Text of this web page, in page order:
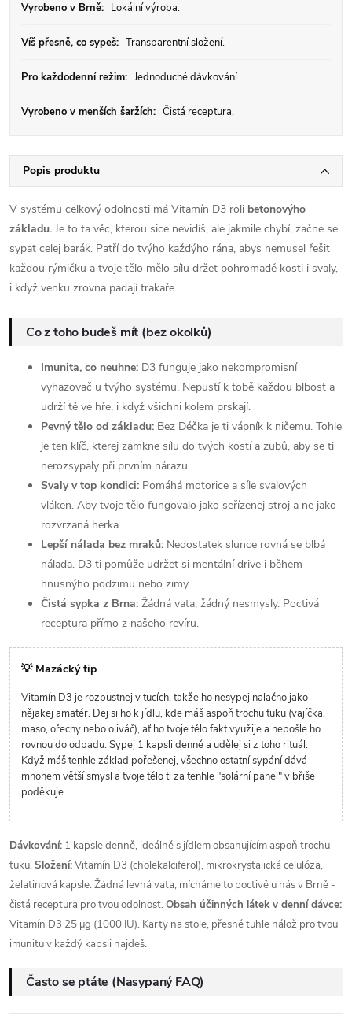
Vyrobeno v Brně: Lokální výroba.
Víš přesně, co sypeš: Transparentní složení.
Pro každodenní režim: Jednoduché dávkování.
Vyrobeno v menších šaržích: Čistá receptura.
Popis produktu
V systému celkový odolnosti má Vitamín D3 roli betonovýho
základu. Je to ta věc, kterou sice nevidíš, ale jakmile chybí, začne se
sypat celej barák. Patří do tvýho každýho rána, abys nemusel řešit
každou rýmičku a tvoje tělo mělo sílu držet pohromadě kosti i svaly,
i když venku zrovna padají trakaře.
Co z toho budeš mít (bez okolků)
Imunita, co neuhne: D3 funguje jako nekompromisní
vyhazovač u tvýho systému. Nepustí k tobě každou blbost a
udrží tě ve hře, i když všichni kolem prskají.
Pevný tělo od základu: Bez Déčka je ti vápník k ničemu. Tohle
je ten klíč, kterej zamkne sílu do tvých kostí a zubů, aby se ti
nerozsypaly při prvním nárazu.
Svaly v top kondici: Pomáhá motorice a síle svalových
vláken. Aby tvoje tělo fungovalo jako seřízenej stroj a ne jako
rozvrzaná herka.
Lepší nálada bez mraků: Nedostatek slunce rovná se blbá
nálada. D3 ti pomůže udržet si mentální drive i během
hnusnýho podzimu nebo zimy.
Čistá sypka z Brna: Žádná vata, žádný nesmysly. Poctivá
receptura přímo z našeho revíru.
💡 Mazácký tip
Vitamín D3 je rozpustnej v tucích, takže ho nesypej nalačno jako
nějakej amatér. Dej si ho k jídlu, kde máš aspoň trochu tuku (vajíčka,
maso, ořechy nebo oliváč), ať ho tvoje tělo fakt využije a nepošle ho
rovnou do odpadu. Sypej 1 kapsli denně a udělej si z toho rituál.
Když máš tenhle základ pořešenej, všechno ostatní sypání dává
mnohem větší smysl a tvoje tělo ti za tenhle "solární panel" v břiše
poděkuje.
Dávkování: 1 kapsle denně, ideálně s jídlem obsahujícím aspoň trochu
tuku.Složení:Vitamín D3 (cholekalciferol), mikrokrystalická celulóza,
želatinová kapsle. Žádná levná vata, mícháme to poctivě u nás v Brně -
čistá receptura pro tvou odolnost.Obsah účinných látek v denní dávce:
Vitamín D3 25 µg (1000 IU). Karty na stole, přesně tuhle nálož pro tvou
imunitu v každý kapsli najdeš.
Často se ptáte (Nasypaný FAQ)